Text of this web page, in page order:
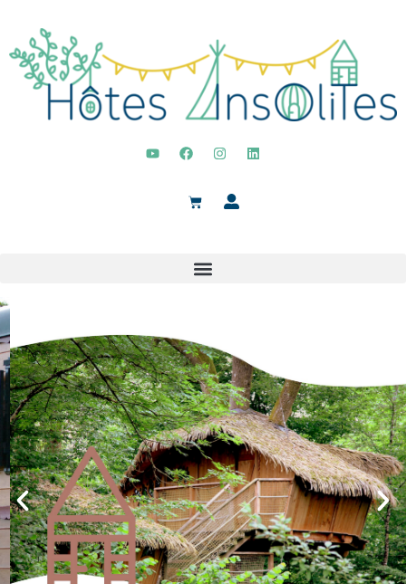
Formation à
distance
"Ouvrir des
hébergements
insolites"
Découvrir